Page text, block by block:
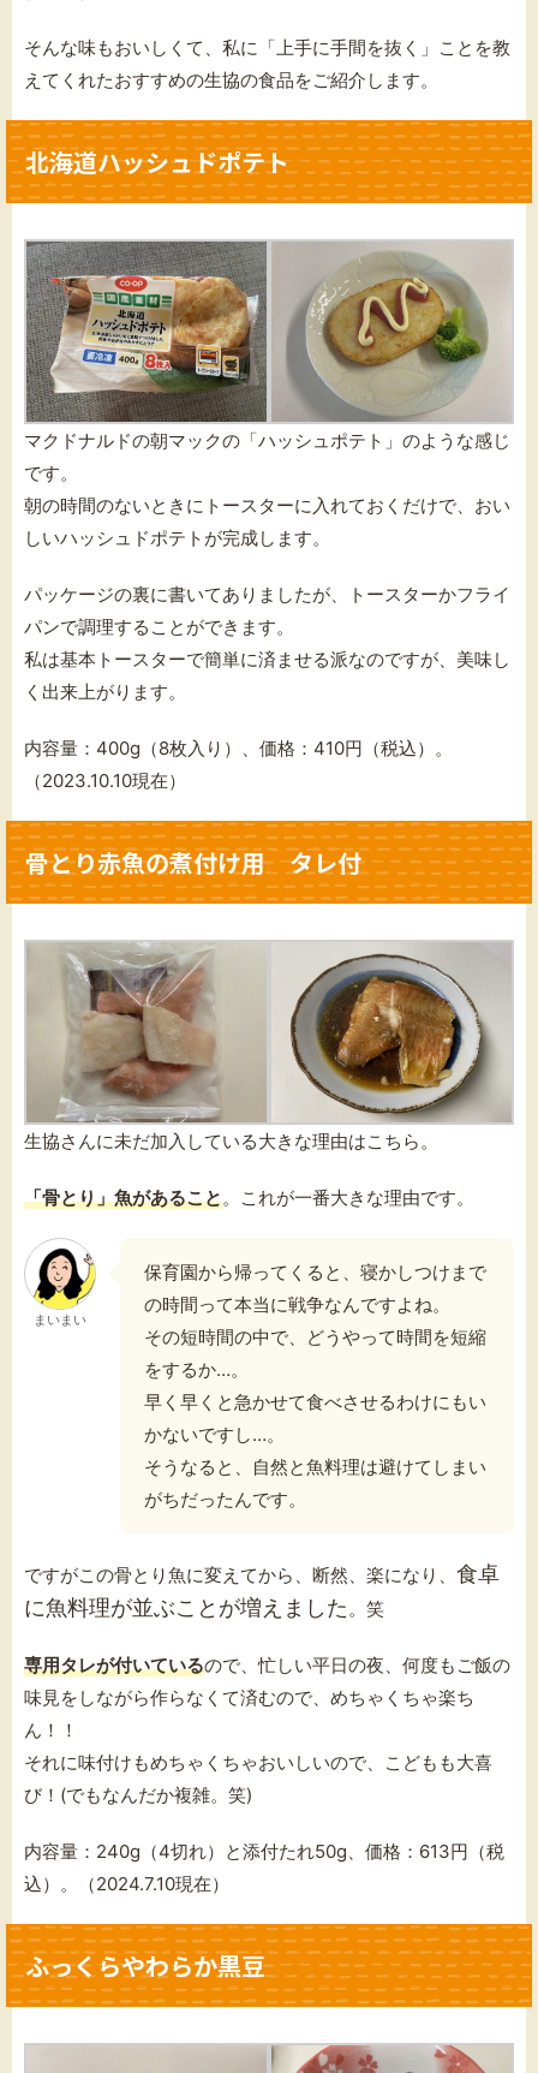
そんな味もおいしくて、私に「上手に手間を抜く」ことを教
えてくれたおすすめの生協の食品をご紹介します。
北海道ハッシュドポテト
マクドナルドの朝マックの「ハッシュポテト」のような感じ
です。
朝の時間のないときにトースターに入れておくだけで、おい
しいハッシュドポテトが完成します。
パッケージの裏に書いてありましたが、トースターかフライ
パンで調理することができます。
私は基本トースターで簡単に済ませる派なのですが、美味し
く出来上がります。
内容量：400g（8枚入り）、価格：410円（税込）。
（2023.10.10現在）
骨とり赤魚の煮付け用 タレ付
生協さんに未だ加入している大きな理由はこちら。
「骨とり」魚があること。これが一番大きな理由です。
まいまい
保育園から帰ってくると、寝かしつけまで
の時間って本当に戦争なんですよね。
その短時間の中で、どうやって時間を短縮
をするか…。
早く早くと急かせて食べさせるわけにもい
かないですし…。
そうなると、自然と魚料理は避けてしまい
がちだったんです。
ですがこの骨とり魚に変えてから、断然、楽になり、 食卓
に魚料理が並ぶことが増えました。笑
専用タレが付いているので、忙しい平日の夜、何度もご飯の
味見をしながら作らなくて済むので、めちゃくちゃ楽ち
ん！！
それに味付けもめちゃくちゃおいしいので、こどもも大喜
び！(でもなんだか複雑。笑)
内容量：240g（4切れ）と添付たれ50g、価格：613円（税
込）。（2024.7.10現在）
ふっくらやわらか黒豆